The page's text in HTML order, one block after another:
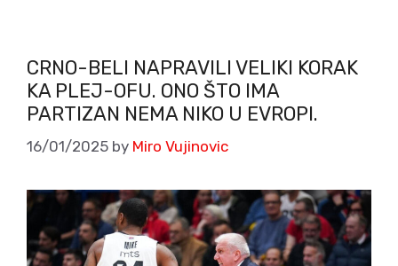
CRNO-BELI NAPRAVILI VELIKI KORAK
KA PLEJ-OFU. ONO ŠTO IMA
PARTIZAN NEMA NIKO U EVROPI.
16/01/2025 by Miro Vujinovic